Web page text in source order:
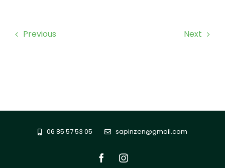
Previous Next
06 85 57 53 05 sapinzen@gmail.com